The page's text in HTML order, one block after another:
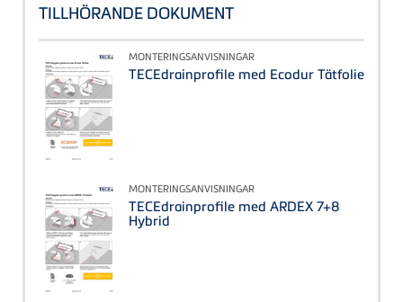
TILLHÖRANDE DOKUMENT
MONTERINGSANVISNINGAR
TECEdrainprofile med Ecodur Tätfolie
MONTERINGSANVISNINGAR
TECEdrainprofile med ARDEX 7+8
Hybrid